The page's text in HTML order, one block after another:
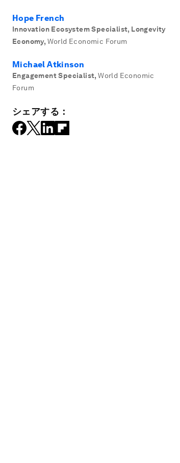
Hope French
Innovation Ecosystem Specialist, Longevity
Economy, World Economic Forum
Michael Atkinson
Engagement Specialist, World Economic
Forum
シェアする：